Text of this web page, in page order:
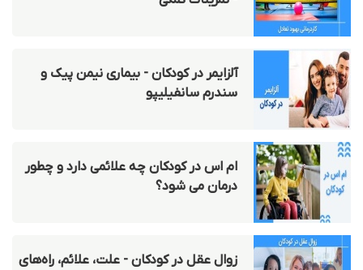
آلزایمر در کودکان - بیماری نیمن پیک و
سندرم سانفیلیپو
ام اس در کودکان چه علائمی دارد و چطور
درمان می شود؟
زوال عقل در کودکان - علت، علائم، راه‌های